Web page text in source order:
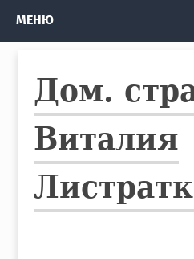
Рассказы и
Изданные
Автобус
Кто я
МЕНЮ
Дом.
Виталия